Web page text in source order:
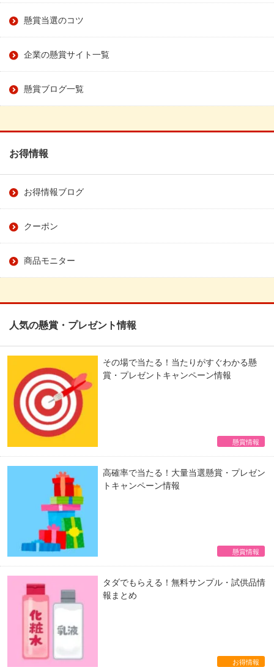
懸賞当選のコツ
企業の懸賞サイト一覧
懸賞ブログ一覧
お得情報
お得情報ブログ
クーポン
商品モニター
人気の懸賞・プレゼント情報
その場で当たる！当たりがすぐわかる懸
賞・プレゼントキャンペーン情報
懸賞情報
高確率で当たる！大量当選懸賞・プレゼン
トキャンペーン情報
懸賞情報
タダでもらえる！無料サンプル・試供品情
報まとめ
お得情報